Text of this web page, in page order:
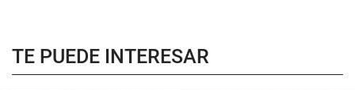
TE PUEDE INTERESAR